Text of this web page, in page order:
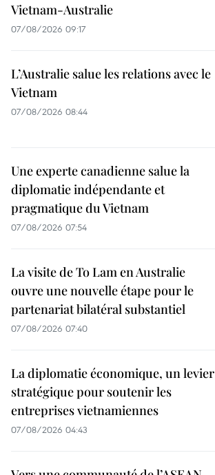
Vietnam-Australie
07/08/2026 09:17
L’Australie salue les relations avec le
Vietnam
07/08/2026 08:44
Une experte canadienne salue la
diplomatie indépendante et
pragmatique du Vietnam
07/08/2026 07:54
La visite de To Lam en Australie
ouvre une nouvelle étape pour le
partenariat bilatéral substantiel
07/08/2026 07:40
La diplomatie économique, un levier
stratégique pour soutenir les
entreprises vietnamiennes
07/08/2026 04:43